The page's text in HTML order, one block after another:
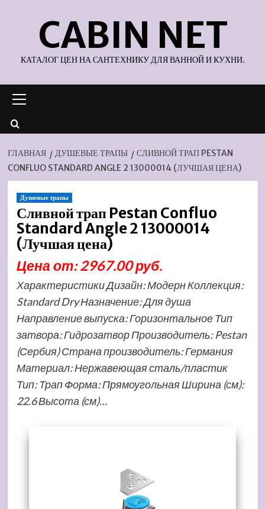
содержимомуCABIN NET
КАТАЛОГ ЦЕН НА САНТЕХНИКУ ДЛЯ ВАННОЙ И КУХНИ.
меню
ГЛАВНАЯ ДУШЕВЫЕ ТРАПЫ
СЛИВНОЙ ТРАП PESTAN
CONFLUO STANDARD ANGLE 2 13000014 (ЛУЧШАЯ ЦЕНА)
Душевые трапы
Сливной трап Pestan Confluo
Standard Angle 2 13000014
(Лучшая цена)
Цена от: 2967.00 руб.
Характеристики Дизайн: Модерн Коллекция:
Standard Dry Назначение: Для душа
Направление выпуска: Горизонтальное Тип
затвора: Гидрозатвор Производитель: Pestan
(Сербия) Страна производитель: Германия
Материал: Нержавеющая сталь/пластик
Тип: Трап Форма: Прямоугольная Ширина (см):
22.6 Высота (см)…